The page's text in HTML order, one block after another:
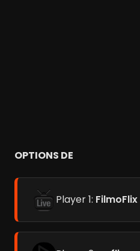
OPTIONS DE
Player 1: FilmoFlix